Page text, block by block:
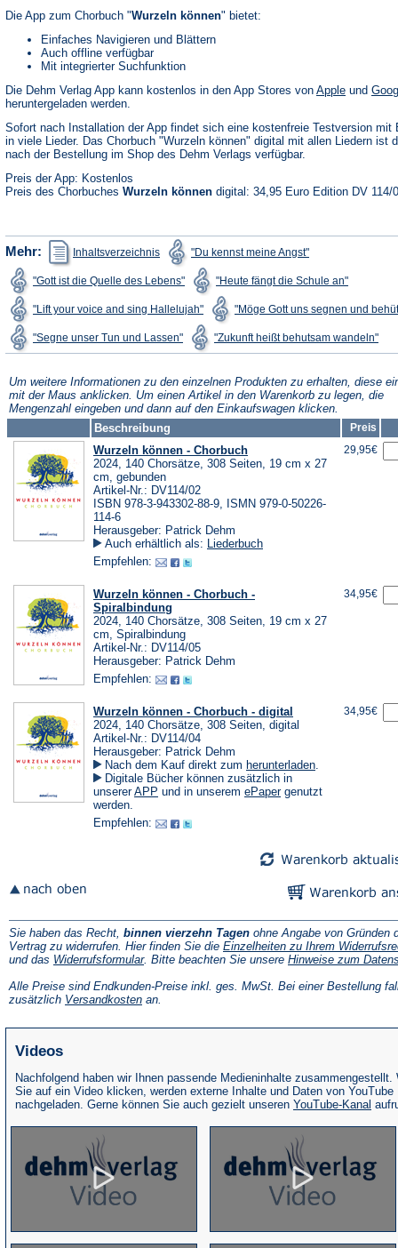
Die App zum Chorbuch "Wurzeln können" bietet:
Einfaches Navigieren und Blättern
Auch offline verfügbar
Mit integrierter Suchfunktion
Die Dehm Verlag App kann kostenlos in den App Stores von Apple(Öffnet
neuen
Tab)
und
heruntergeladen werden.
Sofort nach Installation der App findet sich eine kostenfreie Testversion mit
in viele Lieder. Das Chorbuch "Wurzeln können" digital mit allen Liedern ist
nach der Bestellung im Shop des Dehm Verlags verfügbar.
Preis der App: Kostenlos
Preis des Chorbuches Wurzeln können digital: 34,95 Euro Edition DV 114/
Mehr: Inhaltsverzeichnis
(Öffnet
in
einem
neuen
"Du kennst meine Angst"in
neuen
"Gott ist die Quelle des Lebens"
(Öffnet
in
einem
neuen
Tab)
"Heute fängt die Schule an"in
neuen
"Lift your voice and sing Hallelujah"
(Öffnet
in
einem
neuen
Tab)
"Möge Gott uns segnen und
"Segne unser Tun und Lassen"
(Öffnet
in
einem
Tab)
"Zukunft heißt behutsam wandeln"in
Tab)
Um weitere Informationen zu den einzelnen Produkten zu erhalten, diese
mit der Maus anklicken. Um einen Artikel in den Warenkorb zu legen, die
Mengenzahl eingeben und dann auf den Einkaufswagen klicken.
Beschreibung
Preis
Wurzeln können - Chorbuch
2024, 140 Chorsätze, 308 Seiten, 19 cm x 27
cm, gebunden
Artikel-Nr.: DV114/02
ISBN 978-3-943302-88-9, ISMN 979-0-50226-
114-6
Herausgeber: Patrick Dehm
Auch erhältlich als: Liederbuch
Empfehlen:
29,95€
Wurzeln können - Chorbuch -
Spiralbindung
2024, 140 Chorsätze, 308 Seiten, 19 cm x 27
cm, Spiralbindung
Artikel-Nr.: DV114/05
Herausgeber: Patrick Dehm
Empfehlen:
34,95€
Wurzeln können - Chorbuch - digital
2024, 140 Chorsätze, 308 Seiten, digital
Artikel-Nr.: DV114/04
Herausgeber: Patrick Dehm
Nach dem Kauf direkt zum herunterladen(Öffnet
einem
.
Digitale Bücher können zusätzlich in
unsererAPP (Öffnet
neuen
und in unserem ePaper(Öffnet
genutzt
werden.
Empfehlen:
34,95€
Sie haben das Recht, binnen vierzehn Tagen ohne Angabe von Gründen
Vertrag zu widerrufen. Hier finden Sie die Einzelheiten zu Ihrem
und das Widerrufsformular(Öffnet
einem
neuen
. Bitte beachten Sie unsere Hinweise zum
Alle Preise sind Endkunden-Preise inkl. ges. MwSt. Bei einer Bestellung
zusätzlich Versandkosten(Öffnet
an.
Videos
Nachfolgend haben wir Ihnen passende Medieninhalte zusammengestellt.
Sie auf ein Video klicken, werden externe Inhalte und Daten von YouTube
nachgeladen. Gerne können Sie auch gezielt unseren YouTube-Kanal